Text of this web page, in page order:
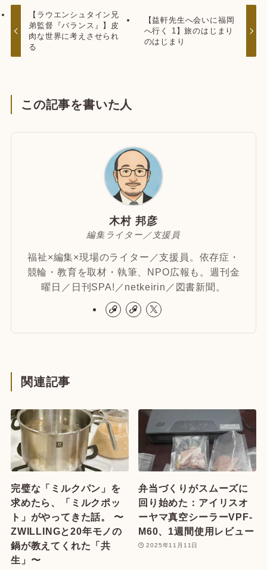
【ラウエンシュタイン兄
弟監督『バランス』】皮
肉な世界に考えさせられ
る
【益軒先生へ会いに福岡
へ行く 1】旅のはじまり
のはじまり
この記事を書いた人
木村 邦彦
編集ライター／支援員
福祉×編集×現場のライター／支援員。依存症・
競輪・教育を取材・執筆、NPO広報も。週刊金
曜日／日刊SPA!／netkeirin／図書新聞。
関連記事
完璧な「ミルクパン」を
求めたら、「ミルクポッ
ト」がやってきた話。 〜
ZWILLINGと20年モノの
鍋が教えてくれた「共
生」〜
弁当づくりがスムーズに
回り始めた：アイリスオ
ーヤマ真空シーラーVPF-
M60、1週間使用レビュー
2025年11月11日